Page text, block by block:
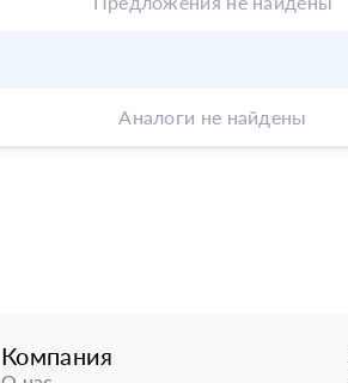
Аналоги не найдены
Компания